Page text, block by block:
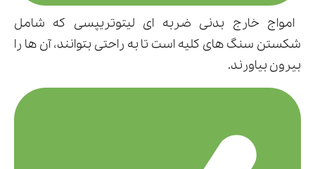
امواج خارج بدنی ضربه ای لیتوتریپسی که شامل
شکستن سنگ های کلیه است تا به راحتی بتوانند، آن ها را
بیرون بیاورند.